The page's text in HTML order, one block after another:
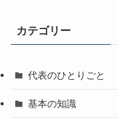
カテゴリー
代表のひとりごと
基本の知識